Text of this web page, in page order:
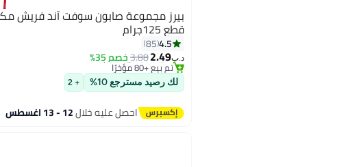
قطع 125جرام
4.5
85
د.ب‏2.49
3.88خصم 35%
#22 في الصابون
أقل سعر في 7 يوم
تم بيع +80 مؤخرًا
#22 في الصابون
لك رصيد مسترجع 10% + 2
احصل عليه خلال12 - 13 اغسطس